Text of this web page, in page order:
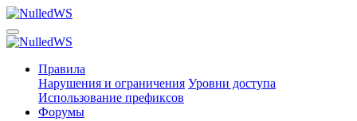
Правила
Нарушения и ограничения Уровни доступа
Использование префиксов
Форумы